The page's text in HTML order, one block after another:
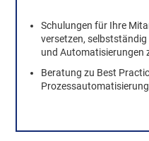
Schulungen für Ihre
versetzen,
und Automatisierungen
Beratung zu Best